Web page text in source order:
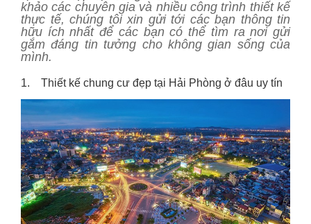
khảo các chuyên gia và nhiều công trình thiết kế
thực tế, chúng tôi xin gửi tới các bạn thông tin
hữu ích nhất để các bạn có thể tìm ra nơi gửi
gắm đáng tin tưởng cho không gian sống của
mình.
1. Thiết kế chung cư đẹp tại Hải Phòng ở đâu uy tín